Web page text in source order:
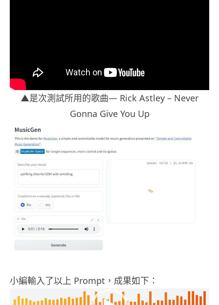
▲是次測試所用的歌曲— Rick Astley – Never
Gonna Give You Up
小編輸入了以上 Prompt，成果如下：
視